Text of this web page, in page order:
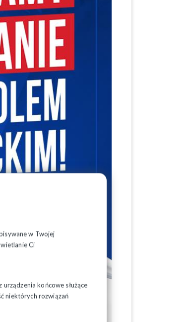
w Twojej
Ci
końcowe służące
niektórych rozwiązań